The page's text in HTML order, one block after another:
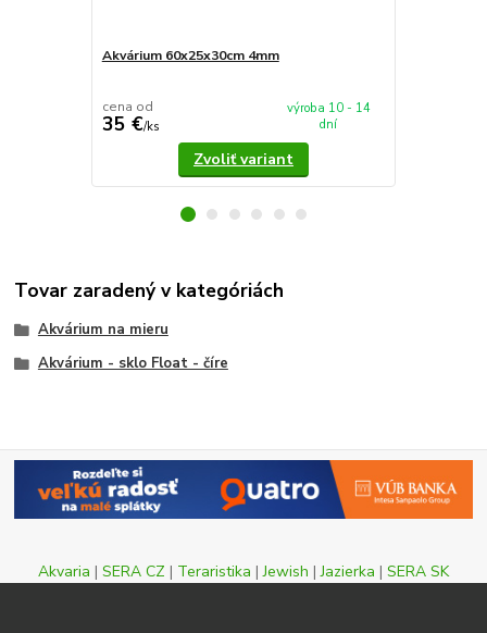
Akvárium 60x25x30cm 4mm
cena od
35 €/ks
výroba 10 - 14
dní
Zvoliť variant
Tovar zaradený v kategóriách
Akvárium na mieru
Akvárium - sklo Float - číre
Akvaria | SERA CZ | Teraristika |Jewish |Jazierka | SERA SK